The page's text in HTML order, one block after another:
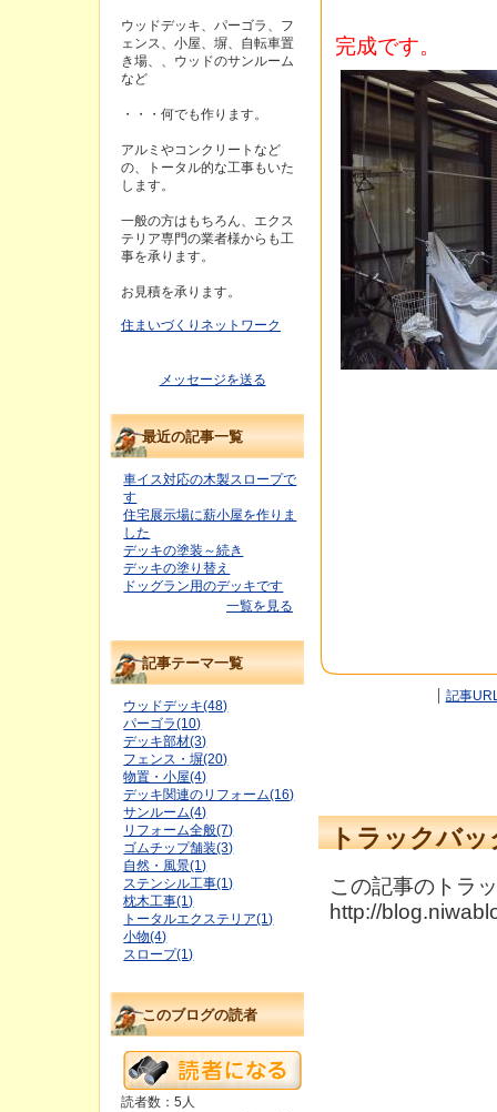
完成です。
記事
トラックバッ
この記事のトラ
http://
ウッドデッキ、パーゴラ、フ
ェンス、小屋、塀、自転車置
き場、、ウッドのサンルーム
など
・・・何でも作ります。
アルミやコンクリートなど
の、トータル的な工事もいた
します。
一般の方はもちろん、エクス
テリア専門の業者様からも工
事を承ります。
お見積を承ります。
住まいづくりネットワーク
メッセージを送る
最近の記事一覧
車イス対応の木製スロープで
す
住宅展示場に薪小屋を作りま
した
デッキの塗装～続き
デッキの塗り替え
ドッグラン用のデッキです
一覧を見る
記事テーマ一覧
ウッドデッキ(48)
パーゴラ(10)
デッキ部材(3)
フェンス・塀(20)
物置・小屋(4)
デッキ関連のリフォーム(16)
サンルーム(4)
リフォーム全般(7)
ゴムチップ舗装(3)
自然・風景(1)
ステンシル工事(1)
枕木工事(1)
トータルエクステリア(1)
小物(4)
スロープ(1)
このブログの読者
読者数：5人